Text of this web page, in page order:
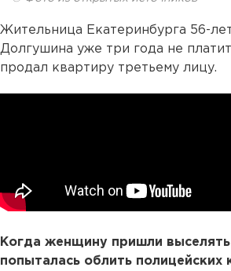
Жительница Екатеринбурга 56-
Долгушина уже три года не
продал квартиру третьему лицу.
Когда женщину пришли
попыталась облить полицейских